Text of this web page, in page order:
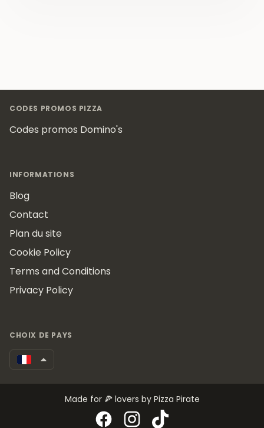
CODES PROMOS PIZZA
Codes promos Domino's
INFORMATIONS
Blog
Contact
Plan du site
Cookie Policy
Terms and Conditions
Privacy Policy
CHOIX DE PAYS
Made for 🍕 lovers by Pizza Pirate
FacebookInstagram
TikTok